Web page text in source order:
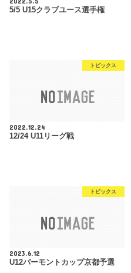
5/5 U15クラブユース選手権
トピックス
2022.12.24
12/24 U11リーグ戦
トピックス
2023.6.12
U12バーモントカップ京都予選